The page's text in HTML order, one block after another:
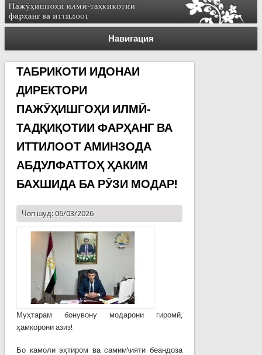
Навигация
ТАБРИКОТИ ИДОНАИ
ДИРЕКТОРИ
ПАЖӮҲИШГОҲИ ИЛМӢ-
ТАДҚИҚОТИИ ФАРҲАНГ ВА
ИТТИЛООТ АМИНЗОДА
АБДУЛФАТТОҲ ҲАКИМ
БАХШИДА БА РӮЗИ МОДАР!
Чоп шуд: 06/03/2026
Муҳтарам бонувону модарони гиромӣ,
ҳамкорони азиз!
Бо камоли эҳтиром ва самим\ияти беандоза